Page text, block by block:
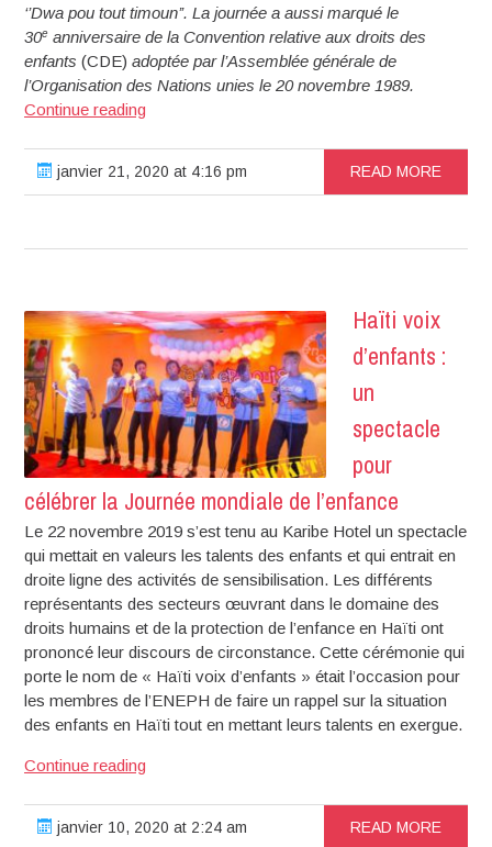
‘’Dwa pou tout timoun’’. La journée a aussi marqué le
30e anniversaire de la Convention relative aux droits des
enfants (CDE)adoptée par l’Assemblée générale de
l’Organisation des Nations unies le 20 novembre 1989.
Continue reading
aux
janvier 21, 2020 at 4:16 pm READ MORE
Haïti voix
d’enfants :
un
spectacle
pour
célébrer la Journée mondiale de l’enfance
Le 22 novembre 2019 s’est tenu au Karibe Hotel un spectacle
qui mettait en valeurs les talents des enfants et qui entrait en
droite ligne des activités de sensibilisation. Les différents
représentants des secteurs œuvrant dans le domaine des
droits humains et de la protection de l’enfance en Haïti ont
prononcé leur discours de circonstance. Cette cérémonie qui
porte le nom de « Haïti voix d’enfants » était l’occasion pour
les membres de l’ENEPH de faire un rappel sur la situation
des enfants en Haïti tout en mettant leurs talents en exergue.
Continue reading
:
janvier 10, 2020 at 2:24 am READ MORE